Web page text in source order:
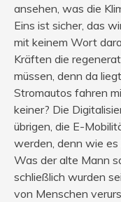
ansehen, was die
Eins ist sicher, das
mit keinem Wort
Kräften die
müssen, denn da
Stromautos fahren
keiner? Die
übrigen, die E-
werden, denn wie es
Was der alte Mann
schließlich wurden
von Menschen